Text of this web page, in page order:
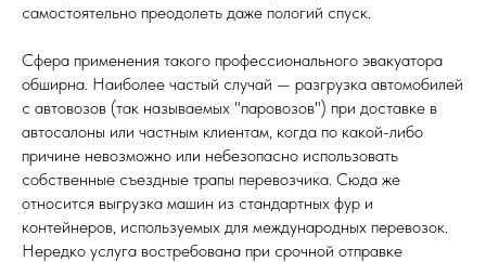
самостоятельно преодолеть даже пологий спуск.
Сфера применения такого профессионального эвакуатора
обширна. Наиболее частый случай — разгрузка автомобилей
с автовозов (так называемых "паровозов") при доставке в
автосалоны или частным клиентам, когда по какой-либо
причине невозможно или небезопасно использовать
собственные съездные трапы перевозчика. Сюда же
относится выгрузка машин из стандартных фур и
контейнеров, используемых для международных перевозок.
Нередко услуга востребована при срочной отправке